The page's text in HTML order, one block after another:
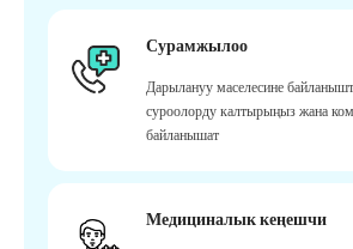
Сурамжылоо
Дарылануу маселесине
суроолорду калтырыңыз жана
байланышат
Медициналык кеңешчи